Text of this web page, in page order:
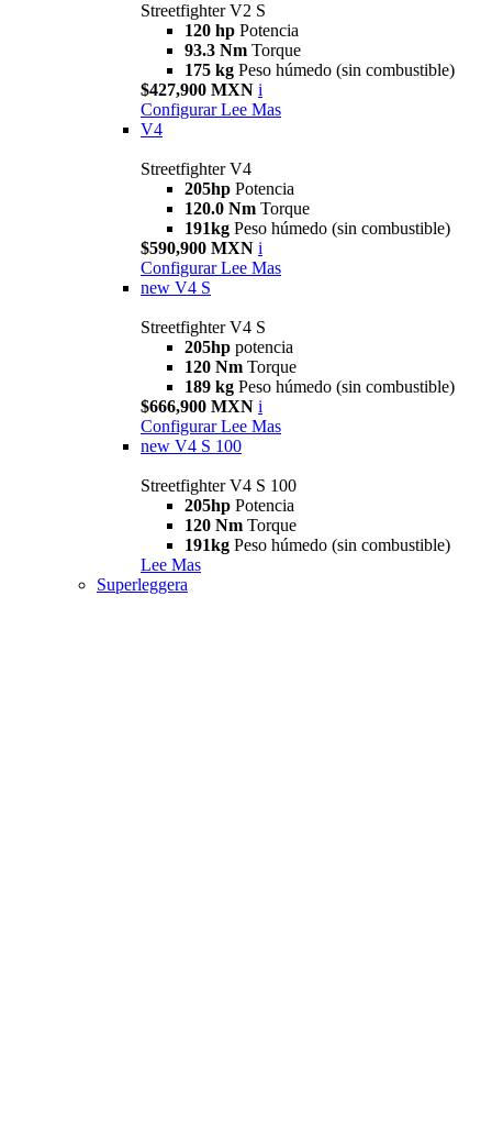
Streetfighter V2 S
120 hp Potencia
93.3 Nm Torque
175 kg Peso húmedo (sin combustible)
$427,900 MXN i
Configurar Lee Mas
V4
Streetfighter V4
205hp Potencia
120.0 Nm Torque
191kg Peso húmedo (sin combustible)
$590,900 MXN i
Configurar Lee Mas
new V4 S
Streetfighter V4 S
205hp potencia
120 Nm Torque
189 kg Peso húmedo (sin combustible)
$666,900 MXN i
Configurar Lee Mas
new V4 S 100
Streetfighter V4 S 100
205hp Potencia
120 Nm Torque
191kg Peso húmedo (sin combustible)
Lee Mas
Superleggera